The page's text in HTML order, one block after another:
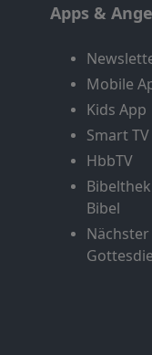
Apps &
Mobile
Kids App
Smart TV
HbbTV
Bibel
Nächster